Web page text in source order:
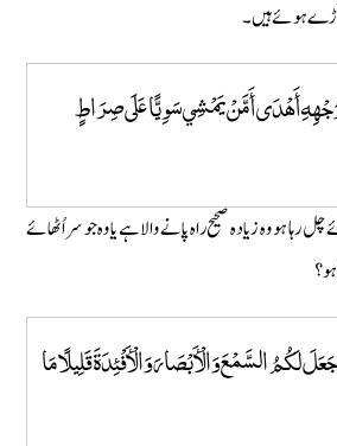
اَڑے ہوئے ہیں۔
أَهْدَى أَمَّنْ يَمْشِي سَوِيًّا عَلَى صِرَاطٍ
رہا ہو وہ زیادہ صحیح راہ پانے والا ہے یا وہ جو سر اُٹھائے
لَكُمُ السَّمْعَ وَالْأَبْصَارَ وَالْأَفْئِدَةَ قَلِيلًا مَا